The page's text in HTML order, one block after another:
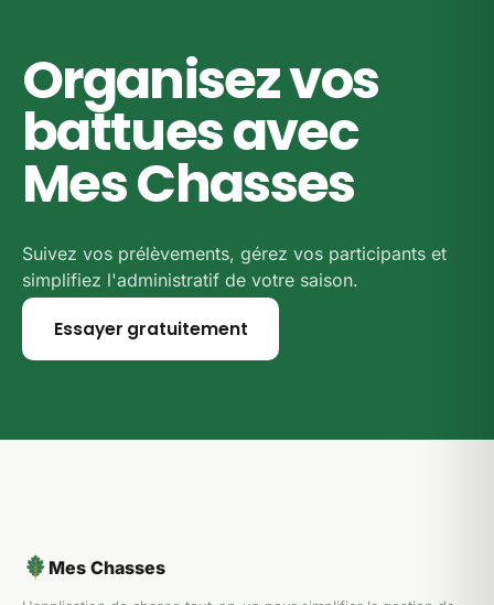
Organisez vos
battues avec
Mes Chasses
Suivez vos prélèvements, gérez vos participants et
simplifiez l'administratif de votre saison.
Essayer gratuitement
Mes Chasses